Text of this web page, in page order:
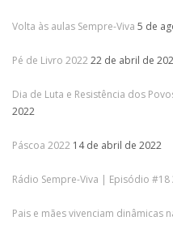
Volta às aulas Sempre-Viva 5 de
Pé de Livro 2022 22 de abril de
Dia de Luta e Resistência dos
2022
Páscoa 2022 14 de abril de 2022
Rádio Sempre-Viva | Episódio #18
Pais e mães vivenciam dinâmicas